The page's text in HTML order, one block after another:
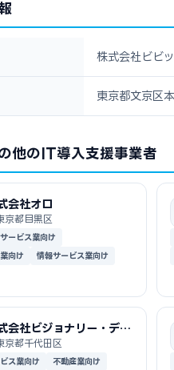
株式会社ビビ
東京都文京区
他のIT導入支援事業者
会社オロ
京都目黒区
ービス業向け
向け
情報サービス業向け
会社ビジョナリー・デザ
京都千代田区
ス業向け
不動産業向け